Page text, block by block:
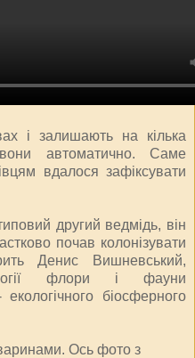
і залишають на кілька
автоматично. Саме
вдалося зафіксувати
другий ведмідь, він
почав колонізувати
Денис Вишневський,
флори і фауни
екологічного біосферного
Ось фото з